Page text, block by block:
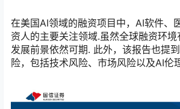
在美国AI领域的融资项目中，AI软件、
资人的主要关注领域.虽然全球融资环
发展前景依然可期. 此外，该报告也提
险，包括技术风险、市场风险以及AI伦